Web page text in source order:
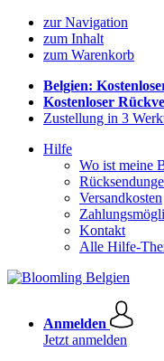
zur Navigation
zum Inhalt
zum Warenkorb
Belgien:
Kostenloser
Zustellung in 3
Hilfe
Wo ist meine
Versandkosten
Kontakt
Alle Hilfe-
Anmelden
Jetzt anmelden